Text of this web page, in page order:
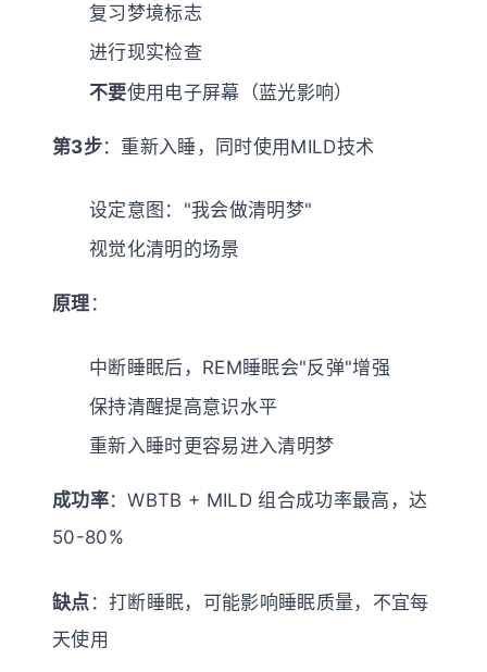
复习梦境标志
进行现实检查
不要使用电子屏幕（蓝光影响）
第3步：重新入睡，同时使用MILD技术
设定意图："我会做清明梦"
视觉化清明的场景
原理 ：
中断睡眠后，REM睡眠会"反弹"增强
保持清醒提高意识水平
重新入睡时更容易进入清明梦
成功率：WBTB + MILD 组合成功率最高，达
50-80%
缺点 ：打断睡眠，可能影响睡眠质量，不宜每
天使用